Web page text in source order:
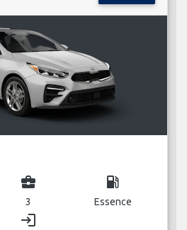
business_center
3
local_gas_station
Essence
login